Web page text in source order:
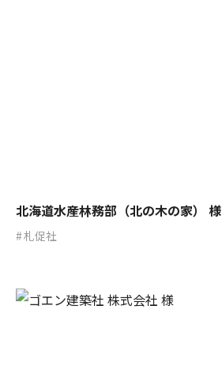
北海道水産林務部（北の木の家） 様
札促社